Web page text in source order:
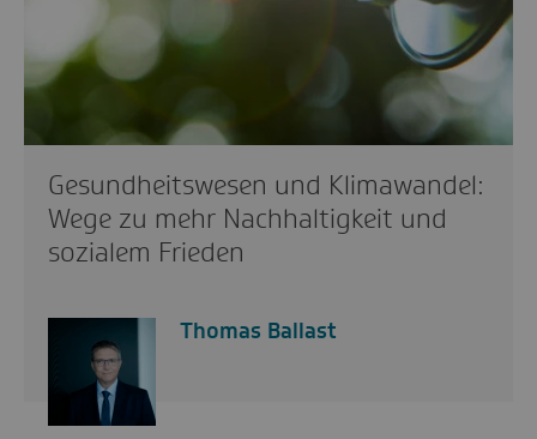
Gesundheitswesen und Klimawandel:
Wege zu mehr Nachhaltigkeit und
sozialem Frieden
Thomas Ballast